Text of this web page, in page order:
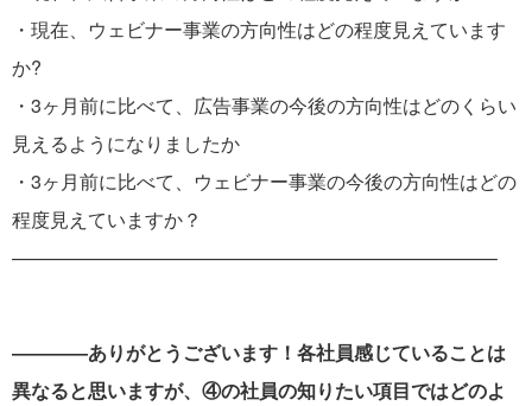
・現在、ウェビナー事業の方向性はどの程度見えています
か?
・3ヶ月前に比べて、広告事業の今後の方向性はどのくらい
見えるようになりましたか
・3ヶ月前に比べて、ウェビナー事業の今後の方向性はどの
程度見えていますか？
—————————————————————————–
――――ありがとうございます！各社員感じていることは
異なると思いますが、④の社員の知りたい項目ではどのよ